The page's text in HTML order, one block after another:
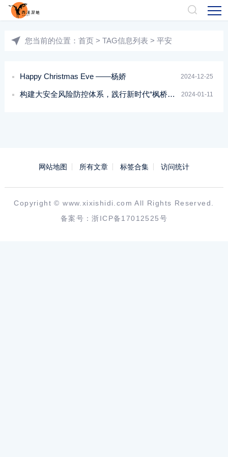
您当前的位置： 首页 > TAG信息列表 > 平安
2024-12-25
Happy Christmas Eve ——杨娇
2024-01-11
构建大安全风险防控体系，践行新时代“枫桥经验”，杭州西湖景区绘就平安画卷！
网站地图 所有文章 标签合集 访问统计
Copyright ©www.xixishidi.com All Rights Reserved.
备案号：浙ICP备17012525号